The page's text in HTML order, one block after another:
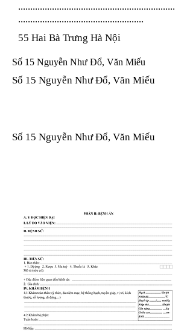
.................................................................
....................................................
55 Hai Bà Trưng Hà Nội
Số 15 Nguyễn Như Đổ, Văn Miếu
Số 15 Nguyễn Như Đổ, Văn Miếu
Số 15 Nguyễn Như Đổ, Văn Miếu